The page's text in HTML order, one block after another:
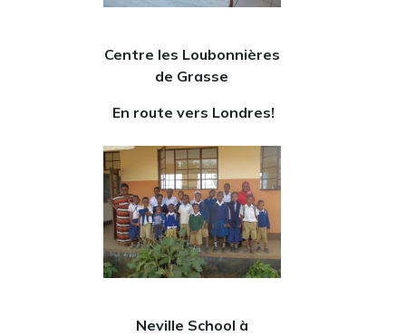
Centre les Loubonnières
de Grasse
En route vers Londres!
Neville School à